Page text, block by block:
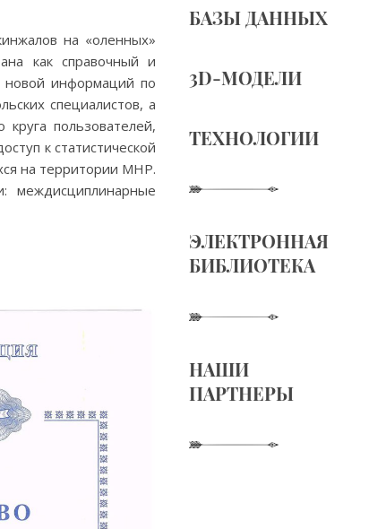
на «оленных»
как справочный и
новой информаций по
специалистов, а
пользователей,
к статистической
на территории МНР.
междисциплинарные
БАЗЫ ДАННЫХ
3D-МОДЕЛИ
ТЕХНОЛОГИИ
ЭЛЕКТРОННАЯ
БИБЛИОТЕКА
НАШИ
ПАРТНЕРЫ